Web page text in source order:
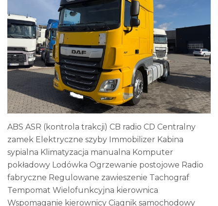
ABS ASR (kontrola trakcji) CB radio CD Centralny
zamek Elektryczne szyby Immobilizer Kabina
sypialna Klimatyzacja manualna Komputer
pokładowy Lodówka Ogrzewanie postojowe Radio
fabryczne Regulowane zawieszenie Tachograf
Tempomat Wielofunkcyjna kierownica
Wspomaganie kierownicy Ciągnik samochodowy